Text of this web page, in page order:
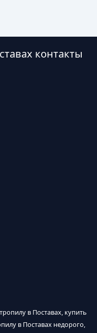
контакты
в Поставах, купить
в Поставах недорого,